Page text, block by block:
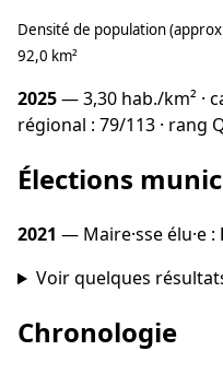
Densité de population
92,0 km²
2025— 3,30 hab./km² ·
régional : 79/113 · rang
Élections
2021 — Maire·sse élu·e :
Voir quelques
Chronologie